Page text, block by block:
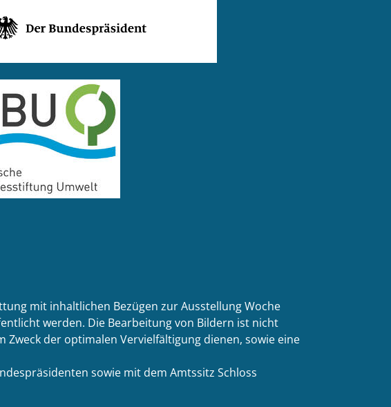
mit inhaltlichen Bezügen zur Ausstellung Woche
werden. Die Bearbeitung von Bildern ist nicht
der optimalen Vervielfältigung dienen, sowie eine
sowie mit dem Amtssitz Schloss